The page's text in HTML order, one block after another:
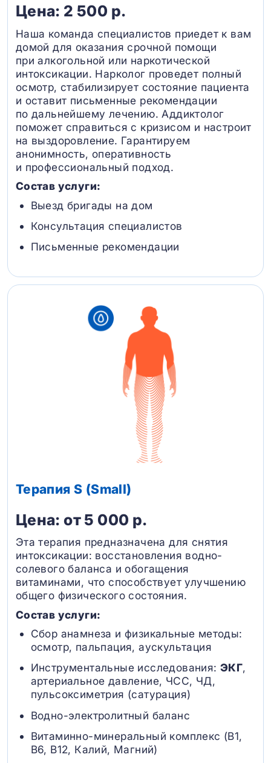
Цена: 2 500 р.
Наша команда специалистов приедет к вам
домой для оказания срочной помощи
при алкогольной или наркотической
интоксикации. Нарколог проведет полный
осмотр, стабилизирует состояние пациента
и оставит письменные рекомендации
по дальнейшему лечению. Аддиктолог
поможет справиться с кризисом и настроит
на выздоровление. Гарантируем
анонимность, оперативность
и профессиональный подход.
Состав услуги:
Выезд бригады на дом
Консультация специалистов
Письменные рекомендации
Терапия S (Small)
Цена: от 5 000 р.
Эта терапия предназначена для снятия
интоксикации: восстановления водно-
солевого баланса и обогащения
витаминами, что способствует улучшению
общего физического состояния.
Состав услуги:
Сбор анамнеза и физикальные методы:
осмотр, пальпация, аускультация
Инструментальные исследования: ЭКГ,
артериальное давление, ЧСС, ЧД,
пульсоксиметрия (сатурация)
Водно-электролитный баланс
Витаминно-минеральный комплекс (B1,
B6, В12, Калий, Магний)